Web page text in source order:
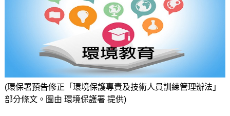
(環保署預告修正「環境保護專責及技術人員訓練管理辦法」
部分條文。圖由 環境保護署 提供)